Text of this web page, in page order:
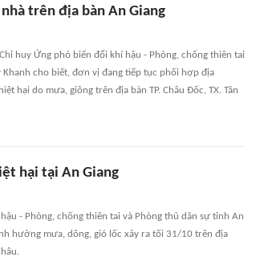
trên địa bàn An Giang
huy Ứng phó biến đổi khí hậu - Phòng, chống thiên tai
cho biết, đơn vị đang tiếp tục phối hợp địa
hại do mưa, giông trên địa bàn TP. Châu Đốc, TX. Tân
hại tại An Giang
- Phòng, chống thiên tai và Phòng thủ dân sự tỉnh An
hưởng mưa, dông, gió lốc xảy ra tối 31/10 trên địa